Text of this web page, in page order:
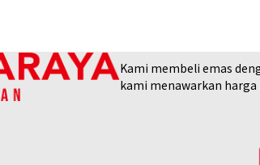
Kami membeli emas
kami menawarkan